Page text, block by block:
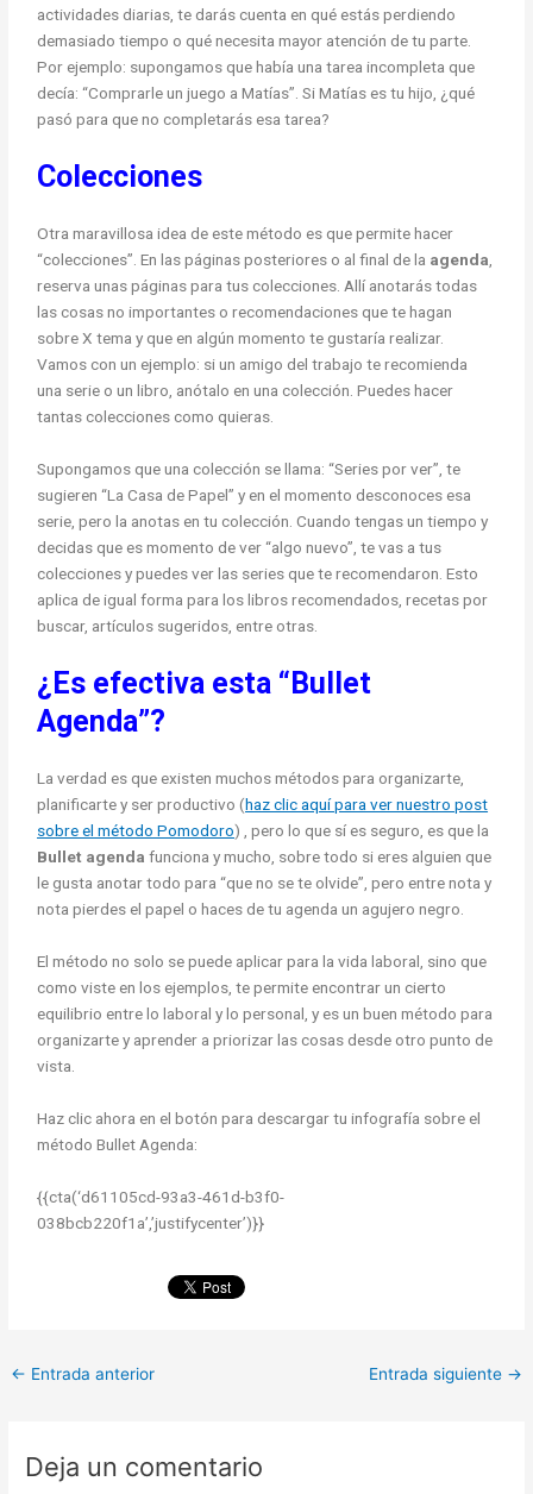
actividades diarias, te darás cuenta en qué estás perdiendo
demasiado tiempo o qué necesita mayor atención de tu parte.
Por ejemplo: supongamos que había una tarea incompleta que
decía: “Comprarle un juego a Matías”. Si Matías es tu hijo, ¿qué
pasó para que no completarás esa tarea?
Colecciones
Otra maravillosa idea de este método es que permite hacer
“colecciones”. En las páginas posteriores o al final de la agenda,
reserva unas páginas para tus colecciones. Allí anotarás todas
las cosas no importantes o recomendaciones que te hagan
sobre X tema y que en algún momento te gustaría realizar.
Vamos con un ejemplo: si un amigo del trabajo te recomienda
una serie o un libro, anótalo en una colección. Puedes hacer
tantas colecciones como quieras.
Supongamos que una colección se llama: “Series por ver”, te
sugieren “La Casa de Papel” y en el momento desconoces esa
serie, pero la anotas en tu colección. Cuando tengas un tiempo y
decidas que es momento de ver “algo nuevo”, te vas a tus
colecciones y puedes ver las series que te recomendaron. Esto
aplica de igual forma para los libros recomendados, recetas por
buscar, artículos sugeridos, entre otras.
¿Es efectiva esta “Bullet
Agenda”?
La verdad es que existen muchos métodos para organizarte,
planificarte y ser productivo (haz clic aquí para ver nuestro post
sobre el método Pomodoro) , pero lo que sí es seguro, es que la
Bullet agendafunciona y mucho, sobre todo si eres alguien que
le gusta anotar todo para “que no se te olvide”, pero entre nota y
nota pierdes el papel o haces de tu agenda un agujero negro.
El método no solo se puede aplicar para la vida laboral, sino que
como viste en los ejemplos, te permite encontrar un cierto
equilibrio entre lo laboral y lo personal, y es un buen método para
organizarte y aprender a priorizar las cosas desde otro punto de
vista.
Haz clic ahora en el botón para descargar tu infografía sobre el
método Bullet Agenda:
{{cta(‘d61105cd-93a3-461d-b3f0-
038bcb220f1a’,’justifycenter’)}}
← Entrada anterior Entrada siguiente →
Deja un comentario